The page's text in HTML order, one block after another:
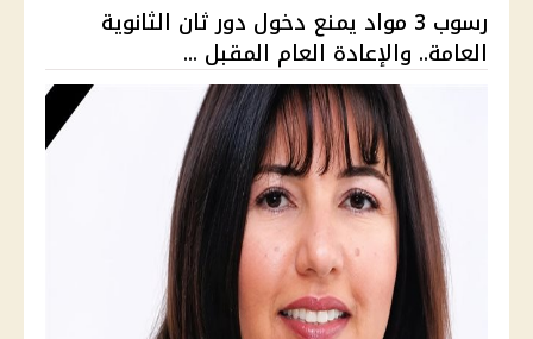
رسوب 3 مواد يمنع دخول دور ثان الثانوية
العامة.. والإعادة العام المقبل ...